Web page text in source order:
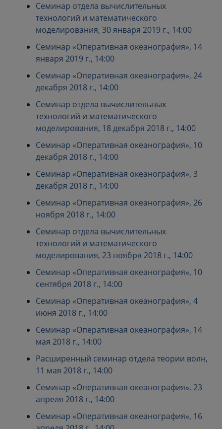
Семинар отдела вычислительных
технологий и математического
моделирования, 30 января 2019 г., 14:00
Семинар «Оперативная океанография», 14
января 2019 г., 14:00
Семинар «Оперативная океанография», 24
декабря 2018 г., 14:00
Семинар отдела вычислительных
технологий и математического
моделирования, 18 декабря 2018 г., 14:00
Семинар «Оперативная океанография», 10
декабря 2018 г., 14:00
Семинар «Оперативная океанография», 3
декабря 2018 г., 14:00
Семинар «Оперативная океанография», 26
ноября 2018 г., 14:00
Семинар отдела вычислительных
технологий и математического
моделирования, 23 ноября 2018 г., 14:00
Семинар «Оперативная океанография», 10
сентября 2018 г., 14:00
Семинар «Оперативная океанография», 4
июня 2018 г., 14:00
Семинар «Оперативная океанография», 14
мая 2018 г., 14:00
Расширенный семинар отдела теории волн,
11 мая 2018 г., 14:00
Семинар «Оперативная океанография», 23
апреля 2018 г., 14:00
Семинар «Оперативная океанография», 16